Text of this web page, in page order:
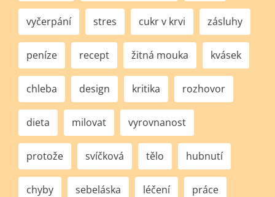
vyčerpání stres cukr v krvi zásluhy
peníze recept žitná mouka kvásek
chleba design kritika rozhovor
dieta milovat vyrovnanost
protože svíčková tělo hubnutí
chyby sebeláska léčení práce